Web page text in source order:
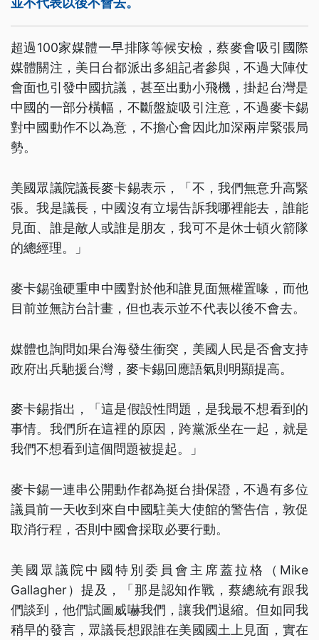
超過100家媒體一早排隊等候安檢，蔡麥會吸引國際
媒體關注，美日台都派出多組記者參與，不過大陣仗
會面也引發中國抗議，甚至出動小飛機，掛起台灣是
中國的一部分橫幅，不斷盤旋吸引注意，不過麥卡錫
對中國動作不以為意，不擔心會因此加深兩岸緊張局
勢。
美國眾議院議長麥卡錫表示，「不，我們無意升高緊
張。我是議長，中國沒有立場告訴我哪裡能去，誰能
見面、誰是敵人或誰是朋友，我可不是休士頓火箭隊
的總經理。」
麥卡錫強硬重申中國對於他和誰見面無權置喙，而他
目前並無訪台計畫，但也表示並不代表以後不會去。
媒體也詢問如果台海發生衝突，美國人民是否會支持
政府出兵馳援台灣，麥卡錫回應語氣則明顯提高。
麥卡錫指出，「這是假設性問題，是我最不想看到的
事情。我們所在這裡的原因，跨黨派坐在一起，就是
我們不想看到這個問題被提起。」
麥卡錫一連串公開動作都為挺台掛保證，不過有多位
議員前一天收到來自中國駐美大使館的警告信，敦促
取消行程，否則中國會採取必要行動。
美國眾議院中國特別委員會主席蓋拉格（Mike
Gallagher）提及，「那是認知作戰，蔡總統有跟我
們談到，他們試圖威嚇我們，讓我們退縮。但如同我
稍早的發言，眾議長想跟誰在美國國土上見面，實在